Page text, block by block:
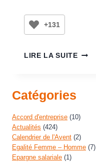
+131
LIRE LA SUITE
Catégories
Accord d'entreprise (10)
Actualités (424)
Calendrier de l'Avent (2)
Egalité Femme – Homme (7)
Epargne salariale (1)